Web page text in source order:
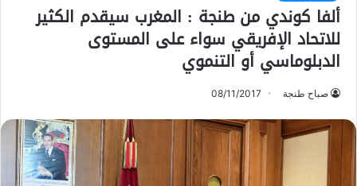
ألفا كوندي من طنجة : المغرب سيقدم الكثير
للاتحاد الإفريقي سواء على المستوى
الدبلوماسي أو التنموي
صباح طنجة 08/11/2017